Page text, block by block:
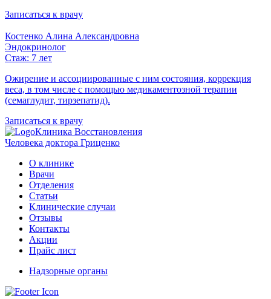
Записаться к врачу
Костенко Алина Александровна
Эндокринолог
Стаж: 7 лет
Ожирение и ассоциированные с ним состояния, коррекция
веса, в том числе с помощью медикаментозной терапии
(семаглудит, тирзепатид).
Записаться к врачу
Клиника Восстановления
Человека доктора Гриценко
О клинике
Врачи
Отделения
Статьи
Клинические случаи
Отзывы
Контакты
Акции
Прайс лист
Надзорные органы